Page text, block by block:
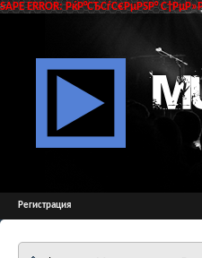
SAPE ERROR: РќР°СЂСѓС€РµРЅР°
Регистрация